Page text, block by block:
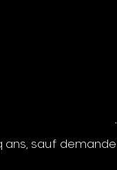
sauf